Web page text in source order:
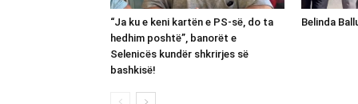
“Ja ku e keni kartën e PS-së, do ta
hedhim poshtë”, banorët e
Selenicës kundër shkrirjes së
bashkisë!
Belinda